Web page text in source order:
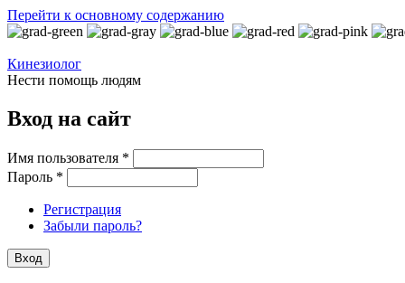
Перейти к основному содержанию
Кинезиолог
Нести помощь людям
Вход на сайт
Имя пользователя *
Пароль *
Регистрация
Забыли пароль?